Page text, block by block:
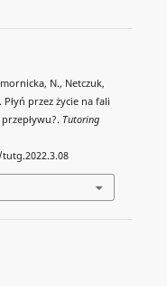
N., Netczuk,
przez życie na fali
Tutoring